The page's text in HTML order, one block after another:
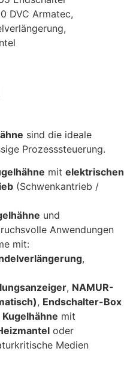
sind die ideale
Prozesssteuerung.
mit elektrischen
(Schwenkantrieb /
und
Anwendungen
mit:
,
, NAMUR-
, Endschalter-Box
mit
oder
Medien